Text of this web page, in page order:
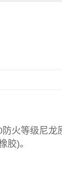
火等级尼龙
胶)。